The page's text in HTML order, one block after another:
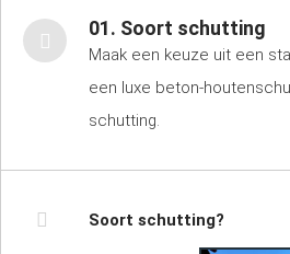
01. Soort schutting
Maak een keuze uit een
een luxe beton-
schutting.
Soort schutting?